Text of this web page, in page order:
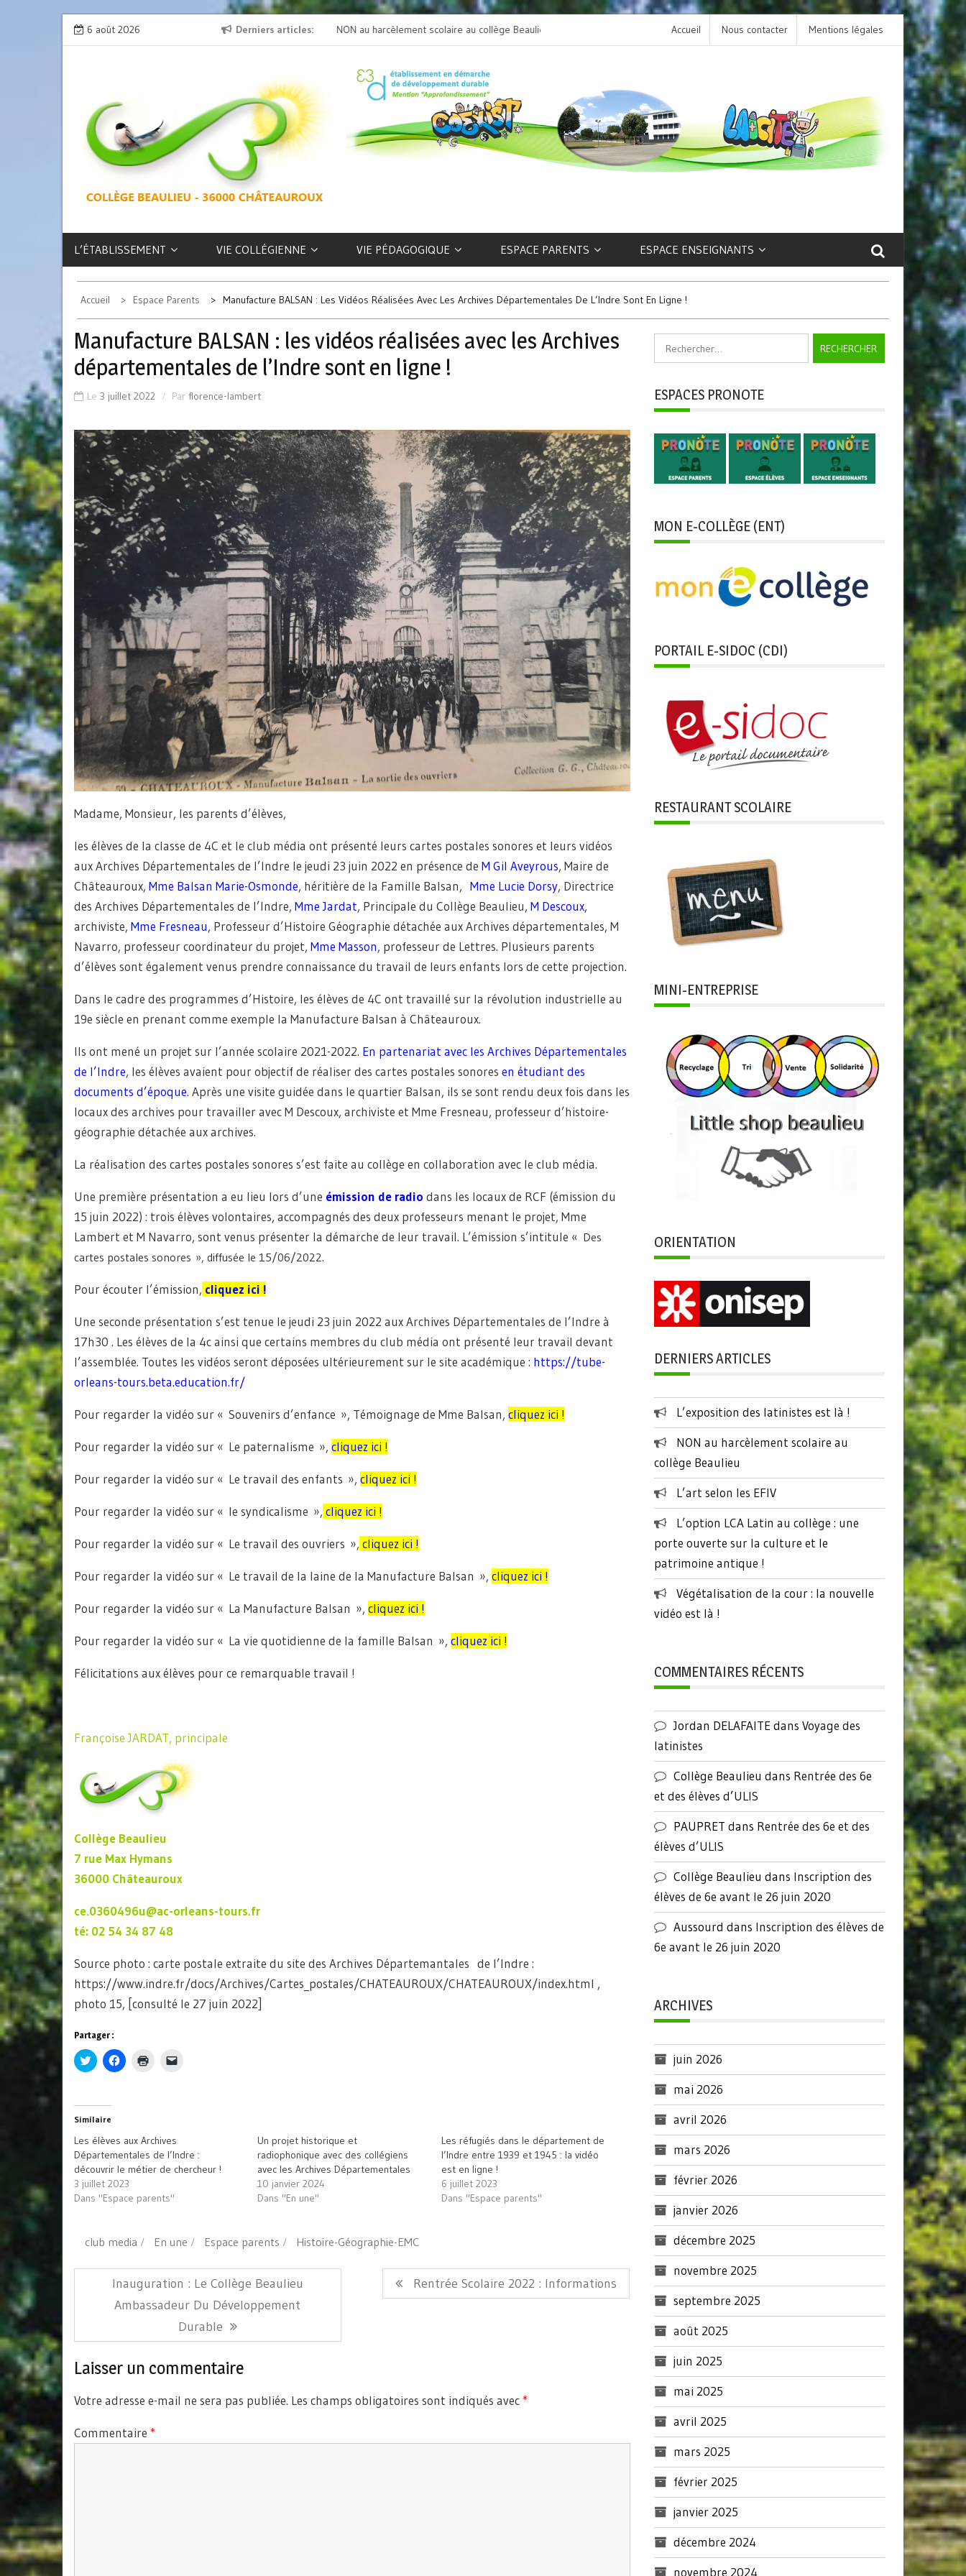
Skip
to
6 août 2026 Derniers articles
» : l’émission de radioL’exposition des latinistes est là ! NON au harcèlement scolaire au collège Beaulieu
L’option LCA Latin au collège : une porte
sur la culture et le patrimoine antique !
Accueil Nous contacter Mentions légales
COLLÈGE
BEAULIEU –
CHÂTEAUROUX
L’ÉTABLISSEMENT VIE COLLÉGIENNE VIE PÉDAGOGIQUE ESPACE PARENTS ESPACE ENSEIGNANTS
Accueil Espace Parents Manufacture BALSAN : Les Vidéos Réalisées Avec Les Archives Départementales De L’Indre Sont En Ligne !
Manufacture BALSAN : les vidéos réalisées avec les Archives
départementales de l’Indre sont en ligne !
Le 3 juillet 2022 Par florence-lambert
Madame, Monsieur, les parents d’élèves,
les élèves de la classe de 4C et le club média ont présenté leurs cartes postales sonores et leurs vidéos
aux Archives Départementales de l’Indre le jeudi 23 juin 2022 en présence de M Gil Aveyrous, Maire de
Châteauroux, Mme Balsan Marie-Osmonde, héritière de la Famille Balsan, Mme Lucie Dorsy, Directrice
des Archives Départementales de l’Indre, Mme Jardat, Principale du Collège Beaulieu, M Descoux,
archiviste, Mme Fresneau, Professeur d’Histoire Géographie détachée aux Archives départementales, M
Navarro, professeur coordinateur du projet, Mme Masson, professeur de Lettres. Plusieurs parents
d’élèves sont également venus prendre connaissance du travail de leurs enfants lors de cette projection.
Dans le cadre des programmes d’Histoire, les élèves de 4C ont travaillé sur la révolution industrielle au
19e siècle en prenant comme exemple la Manufacture Balsan à Châteauroux.
Ils ont mené un projet sur l’année scolaire 2021-2022. En partenariat avec les Archives Départementales
de l’Indre, les élèves avaient pour objectif de réaliser des cartes postales sonores en étudiant des
documents d’époque. Après une visite guidée dans le quartier Balsan, ils se sont rendu deux fois dans les
locaux des archives pour travailler avec M Descoux, archiviste et Mme Fresneau, professeur d’histoire-
géographie détachée aux archives.
La réalisation des cartes postales sonores s’est faite au collège en collaboration avec le club média.
Une première présentation a eu lieu lors d’une émission de radio dans les locaux de RCF (émission du
15 juin 2022) : trois élèves volontaires, accompagnés des deux professeurs menant le projet, Mme
Lambert et M Navarro, sont venus présenter la démarche de leur travail. L’émission s’intitule « Des
cartes postales sonores », diffusée le 15/06/2022.
Pour écouter l’émission, cliquez ici !
Une seconde présentation s’est tenue le jeudi 23 juin 2022 aux Archives Départementales de l’Indre à
17h30 . Les élèves de la 4c ainsi que certains membres du club média ont présenté leur travail devant
l’assemblée. Toutes les vidéos seront déposées ultérieurement sur le site académique : https://tube-
orleans-tours.beta.education.fr/
Pour regarder la vidéo sur « Souvenirs d’enfance », Témoignage de Mme Balsan, cliquez ici !
Pour regarder la vidéo sur « Le paternalisme », cliquez ici !
Pour regarder la vidéo sur « Le travail des enfants », cliquez ici !
Pour regarder la vidéo sur « le syndicalisme », cliquez ici !
Pour regarder la vidéo sur « Le travail des ouvriers », cliquez ici !
Pour regarder la vidéo sur « Le travail de la laine de la Manufacture Balsan », cliquez ici !
Pour regarder la vidéo sur « La Manufacture Balsan », cliquez ici !
Pour regarder la vidéo sur « La vie quotidienne de la famille Balsan », cliquez ici !
Félicitations aux élèves pour ce remarquable travail !
Françoise JARDAT, principale
Collège Beaulieu
7 rue Max Hymans
36000 Châteauroux
ce.0360496u@ac-orleans-tours.fr
té: 02 54 34 87 48
Source photo : carte postale extraite du site des Archives Départemantales de l’Indre :
https://www.indre.fr/docs/Archives/Cartes_postales/CHATEAUROUX/CHATEAUROUX/index.html ,
photo 15, [consulté le 27 juin 2022]
Partager :
Cliquez
pour
dans
une
nouvelle
Cliquez
pour
Cliquer
pour
ami(ouvre
dans
une
Similaire
Les élèves aux Archives
Départementales de l’Indre :
découvrir le métier de chercheur !
3 juillet 2023
Dans "Espace parents"
Un projet historique et
radiophonique avec des collégiens
avec les Archives Départementales
10 janvier 2024
Dans "En une"
Les réfugiés dans le département de
l’Indre entre 1939 et 1945 : la vidéo
est en ligne !
6 juillet 2023
Dans "Espace parents"
club media En une Espace parents Histoire-Géographie-EMC
Navigation
l’article
Article
Précédent:
Inauguration : Le Collège Beaulieu
Ambassadeur Du Développement
Durable
Article
Rentrée Scolaire 2022 : Informations
Laisser un commentaire
Votre adresse e-mail ne sera pas publiée. Les champs obligatoires sont indiqués avec*
Commentaire *
Rechercher :
ESPACES PRONOTE
MON E-COLLÈGE (ENT)
PORTAIL E-SIDOC (CDI)
RESTAURANT SCOLAIRE
MINI-ENTREPRISE
ORIENTATION
DERNIERS ARTICLES
L’exposition des latinistes est là !
NON au harcèlement scolaire au
collège Beaulieu
L’art selon les EFIV
L’option LCA Latin au collège : une
porte ouverte sur la culture et le
patrimoine antique !
Végétalisation de la cour : la nouvelle
vidéo est là !
COMMENTAIRES RÉCENTS
Jordan DELAFAITEdans Voyage des
latinistes
Collège Beaulieu dans Rentrée des 6e
et des élèves d’ULIS
PAUPRET dans Rentrée des 6e et des
élèves d’ULIS
Collège Beaulieu dans Inscription des
élèves de 6e avant le 26 juin 2020
Aussourd dans Inscription des élèves de
6e avant le 26 juin 2020
ARCHIVES
juin 2026
mai 2026
avril 2026
mars 2026
février 2026
janvier 2026
décembre 2025
novembre 2025
septembre 2025
août 2025
juin 2025
mai 2025
avril 2025
mars 2025
février 2025
janvier 2025
décembre 2024
novembre 2024